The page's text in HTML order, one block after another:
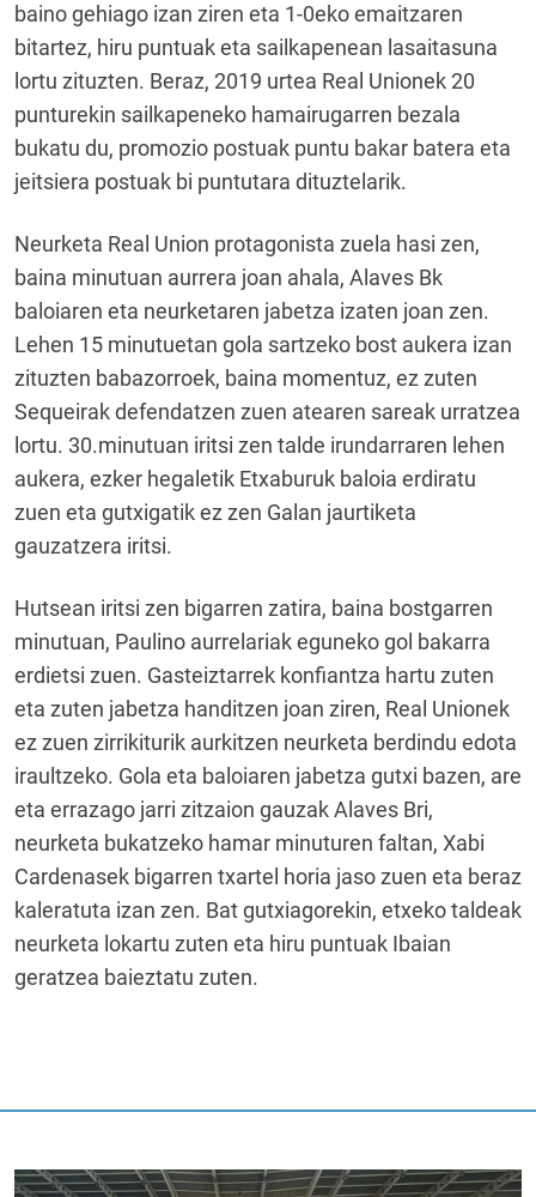
baino gehiago izan ziren eta 1-0eko emaitzaren
bitartez, hiru puntuak eta sailkapenean lasaitasuna
lortu zituzten. Beraz, 2019 urtea Real Unionek 20
punturekin sailkapeneko hamairugarren bezala
bukatu du, promozio postuak puntu bakar batera eta
jeitsiera postuak bi puntutara dituztelarik.
Neurketa Real Union protagonista zuela hasi zen,
baina minutuan aurrera joan ahala, Alaves Bk
baloiaren eta neurketaren jabetza izaten joan zen.
Lehen 15 minutuetan gola sartzeko bost aukera izan
zituzten babazorroek, baina momentuz, ez zuten
Sequeirak defendatzen zuen atearen sareak urratzea
lortu. 30.minutuan iritsi zen talde irundarraren lehen
aukera, ezker hegaletik Etxaburuk baloia erdiratu
zuen eta gutxigatik ez zen Galan jaurtiketa
gauzatzera iritsi.
Hutsean iritsi zen bigarren zatira, baina bostgarren
minutuan, Paulino aurrelariak eguneko gol bakarra
erdietsi zuen. Gasteiztarrek konfiantza hartu zuten
eta zuten jabetza handitzen joan ziren, Real Unionek
ez zuen zirrikiturik aurkitzen neurketa berdindu edota
iraultzeko. Gola eta baloiaren jabetza gutxi bazen, are
eta errazago jarri zitzaion gauzak Alaves Bri,
neurketa bukatzeko hamar minuturen faltan, Xabi
Cardenasek bigarren txartel horia jaso zuen eta beraz
kaleratuta izan zen. Bat gutxiagorekin, etxeko taldeak
neurketa lokartu zuten eta hiru puntuak Ibaian
geratzea baieztatu zuten.